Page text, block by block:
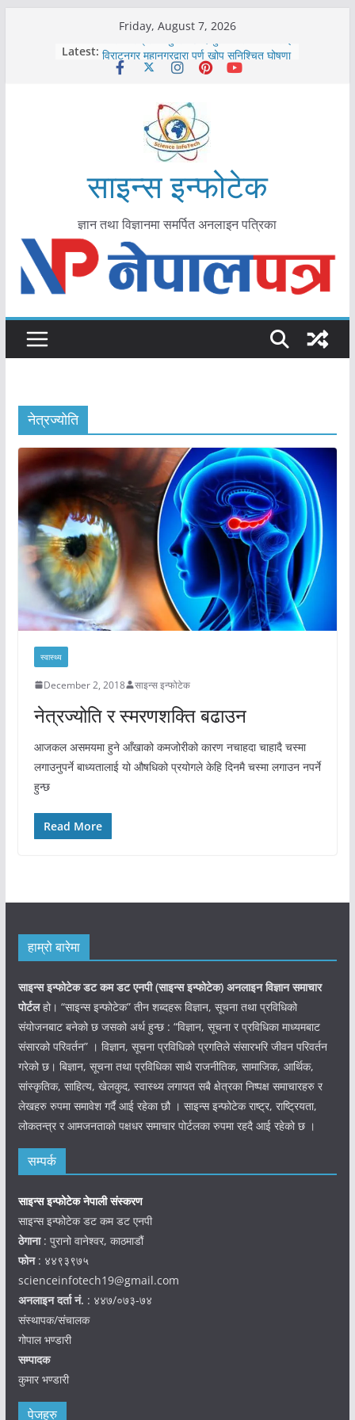
Friday, August 7, 2026
Latest:
कोरोना संक्रमण पुष्टिपछि दार्चुलाका सीमामा कडाइ
विराटनगर महानगरद्वारा पूर्ण खोप सुनिश्चित घोषणा
तयारी
आयुर्वेद चिकित्सा प्रणालीको भूमिका महत्वपूर्ण छ :
मुख्यमन्त्री शाह
काभ्रेपलाञ्चोकमा आयुर्वेद स्वास्थ्योपचारतर्फ
साइन्स इन्फोटेक
ज्ञान तथा विज्ञानमा समर्पित अनलाइन पत्रिका
नेत्रज्योति
स्वास्थ्य
December 2, 2018 साइन्स इन्फोटेक
नेत्रज्योति र स्मरणशक्ति बढाउन
आजकल असमयमा हुने आँखाको कमजोरीको कारण नचाहदा चाहादै चस्मा
लगाउनुपर्ने बाध्यतालाई यो औषधिको प्रयोगले केहि दिनमै चस्मा लगाउन नपर्ने
हुन्छ
Read More
हाम्रो बारेमा
साइन्स इन्फोटेक डट कम डट एनपी (साइन्सइन्फोटेक) अनलाइन विज्ञान समाचार
पोर्टलहो। “साइन्स इन्फोटेक” तीन शब्दहरू विज्ञान, सूचना तथा प्रविधिको
संयोजनबाट बनेको छ जसको अर्थ हुन्छ : “विज्ञान, सूचना र प्रविधिका माध्यमबाट
संसारको परिवर्तन” । विज्ञान, सूचना प्रविधिको प्रगतिले संसारभरि जीवन परिवर्तन
गरेको छ। बिज्ञान, सूचना तथा प्रविधिका साथै राजनीतिक, सामाजिक, आर्थिक,
सांस्कृतिक, साहित्य, खेलकुद, स्वास्थ्य लगायत सबै क्षेत्रका निष्पक्ष समाचारहरु र
लेखहरु रुपमा समावेश गर्दै आई रहेका छौ । साइन्स इन्फोटेक राष्ट्र, राष्ट्रियता,
लोकतन्त्र र आमजनताको पक्षधर समाचार पोर्टलका रुपमा रहदै आई रहेको छ ।
सम्पर्क
साइन्स इन्फोटेक नेपाली संस्करण
साइन्स इन्फोटेक डट कम डट एनपी
ठेगाना: पुरानो वानेश्वर, काठमाडौं
फोन: ४४९३९७५
scienceinfotech19@gmail.com
अनलाइन दर्ता नं. : ४४७/०७३-७४
संस्थापक/संचालक
गोपाल भण्डारी
सम्पादक
कुमार भण्डारी
पेजहरु